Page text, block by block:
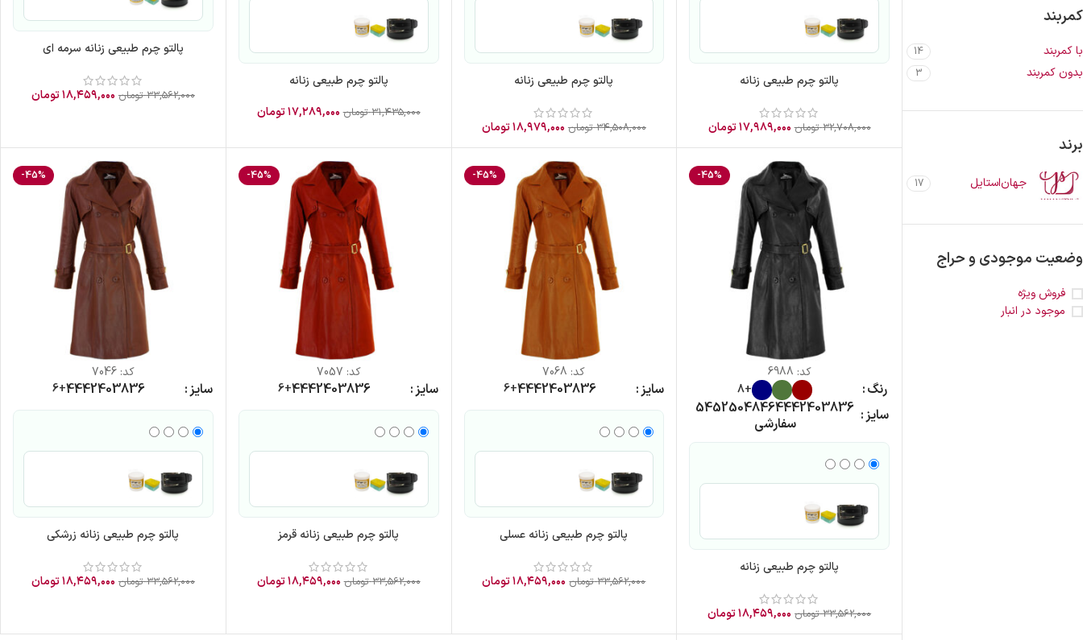
کمربند
با کمربند 14
بدون کمربند 3
برند
جهان‌استایل 17
وضعیت موجودی و حراج
فروش ویژه
موجود در انبار
پالتو چرم طبیعی زنانه
۳۲,۷۰۸,۰۰۰ تومان ۱۷,۹۸۹,۰۰۰تومان
پالتو چرم طبیعی زنانه
۳۴,۵۰۸,۰۰۰ تومان ۱۸,۹۷۹,۰۰۰تومان
پالتو چرم طبیعی زنانه
۳۱,۴۳۵,۰۰۰ تومان ۱۷,۲۸۹,۰۰۰تومان
پالتو چرم طبیعی زنانه سرمه ای
۳۳,۵۶۲,۰۰۰ تومان ۱۸,۴۵۹,۰۰۰تومان
-45%
کد: 6988
رنگ +8
سایز 36
38
40
42
44
46
48
50
52
54
سفارشی
پالتو چرم طبیعی زنانه
۳۳,۵۶۲,۰۰۰ تومان ۱۸,۴۵۹,۰۰۰تومان
-45%
کد: 7068
سایز 36
38
40
42
44
+6
پالتو چرم طبیعی زنانه عسلی
۳۳,۵۶۲,۰۰۰ تومان ۱۸,۴۵۹,۰۰۰تومان
-45%
کد: 7057
سایز 36
38
40
42
44
+6
پالتو چرم طبیعی زنانه قرمز
۳۳,۵۶۲,۰۰۰ تومان ۱۸,۴۵۹,۰۰۰تومان
-45%
کد:7046
سایز 36
38
40
42
44
+6
پالتو چرم طبیعی زنانه زرشکی
۳۳,۵۶۲,۰۰۰ تومان ۱۸,۴۵۹,۰۰۰تومان